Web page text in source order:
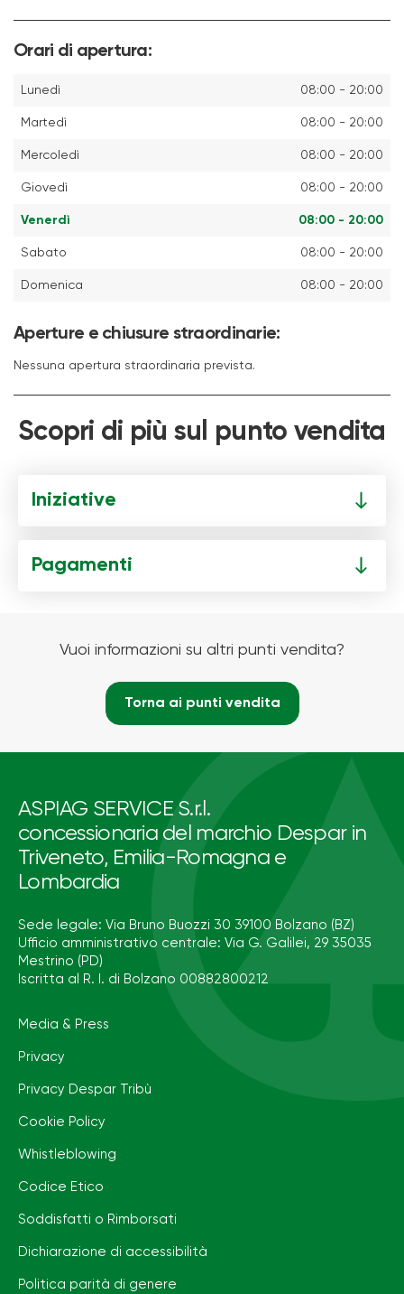
Orari di apertura:
Lunedì 08:00 - 20:00
Martedì 08:00 - 20:00
Mercoledì 08:00 - 20:00
Giovedì 08:00 - 20:00
Venerdì 08:00 - 20:00
Sabato 08:00 - 20:00
Domenica 08:00 - 20:00
Aperture e chiusure straordinarie:
Nessuna apertura straordinaria prevista.
Scopri di più sul punto vendita
Iniziative
Pagamenti
Vuoi informazioni su altri punti vendita?
Torna ai punti vendita
ASPIAG SERVICE S.r.l.
concessionaria del marchio Despar in
Triveneto, Emilia-Romagna e
Lombardia
Sede legale: Via Bruno Buozzi 30 39100 Bolzano (BZ)
Ufficio amministrativo centrale: Via G. Galilei, 29 35035
Mestrino (PD)
Iscritta al R. I. di Bolzano 00882800212
Media & Press
Privacy
Privacy Despar Tribù
Cookie Policy
Whistleblowing
Codice Etico
Soddisfatti o Rimborsati
Dichiarazione di accessibilità
Politica parità di genere